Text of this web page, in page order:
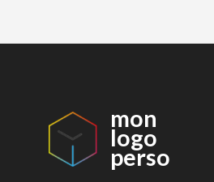
mon
logo
perso